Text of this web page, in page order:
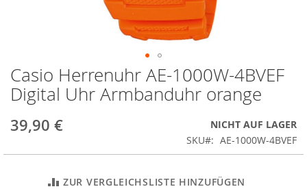
Zum
Anfang
der
springen
Casio Herrenuhr AE-1000W-4BVEF
Digital Uhr Armbanduhr orange
39,90 €
NICHT AUF LAGER
SKU
AE-1000W-4BVEF
ZUR VERGLEICHSLISTE HINZUFÜGEN